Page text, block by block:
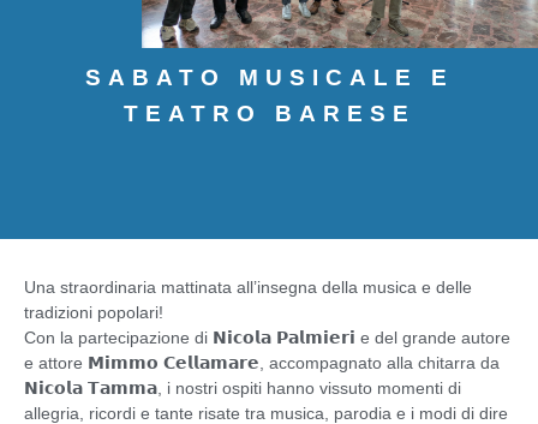
SABATO MUSICALE E
TEATRO BARESE
Una straordinaria mattinata all’insegna della musica e delle
tradizioni popolari!
Con la partecipazione di 𝗡𝗶𝗰𝗼𝗹𝗮 𝗣𝗮𝗹𝗺𝗶𝗲𝗿𝗶 e del grande autore
e attore 𝗠𝗶𝗺𝗺𝗼 𝗖𝗲𝗹𝗹𝗮𝗺𝗮𝗿𝗲, accompagnato alla chitarra da
𝗡𝗶𝗰𝗼𝗹𝗮 𝗧𝗮𝗺𝗺𝗮, i nostri ospiti hanno vissuto momenti di
allegria, ricordi e tante risate tra musica, parodia e i modi di dire